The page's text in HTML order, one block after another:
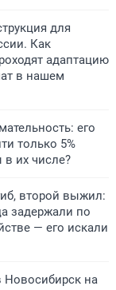
для
Как
адаптацию
в нашем
его
только 5%
их числе?
второй выжил:
задержали по
— его искали
Новосибирск на